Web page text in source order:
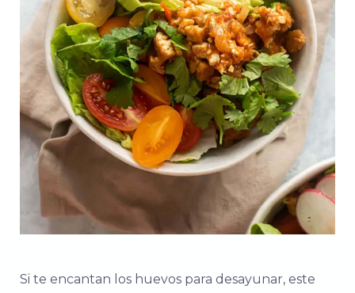
Si te encantan los huevos para desayunar, este